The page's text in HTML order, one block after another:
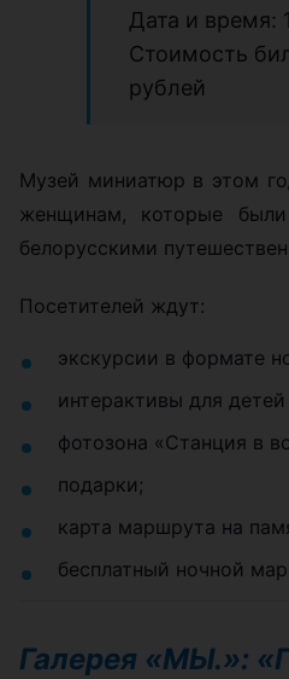
Дата и время:
Стоимость
рублей
Музей миниатюр в этом
женщинам, которые
белорусскими
Посетителей ждут:
экскурсии в формате
интерактивы для
фотозона «Станция в
подарки;
карта маршрута на
бесплатный ночной
Галерея «МЫ.»: